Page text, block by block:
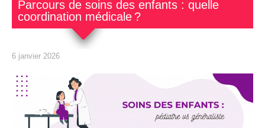
Parcours de soins des enfants : quelle
coordination médicale ?
6 janvier 2026